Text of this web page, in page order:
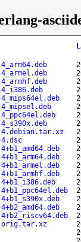
4.debian.tar.xz